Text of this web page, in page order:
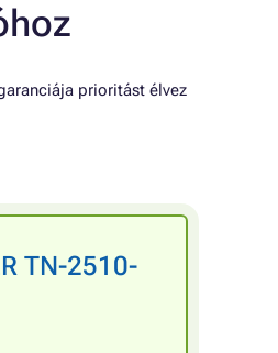
prioritást élvez
TN-2510-